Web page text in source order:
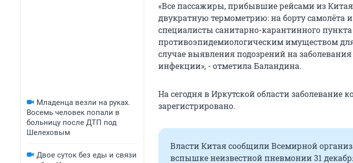
Младенца везли на руках.
Восемь человек попали в
больницу после ДТП под
Шелеховым
Двое суток без еды и связи
«Все пассажиры, прибывшие рейсами из Китая
двукратную термометрию: на борту самолёта
специалисты санитарно-карантинного
противоэпидемиологическим имуществом
случае выявления подозрений на
инфекции», - отметила Баландина.
На сегодня в Иркутской области заболевание
зарегистрировано.
Власти Китая сообщили Всемирной
вспышке неизвестной пневмонии 31